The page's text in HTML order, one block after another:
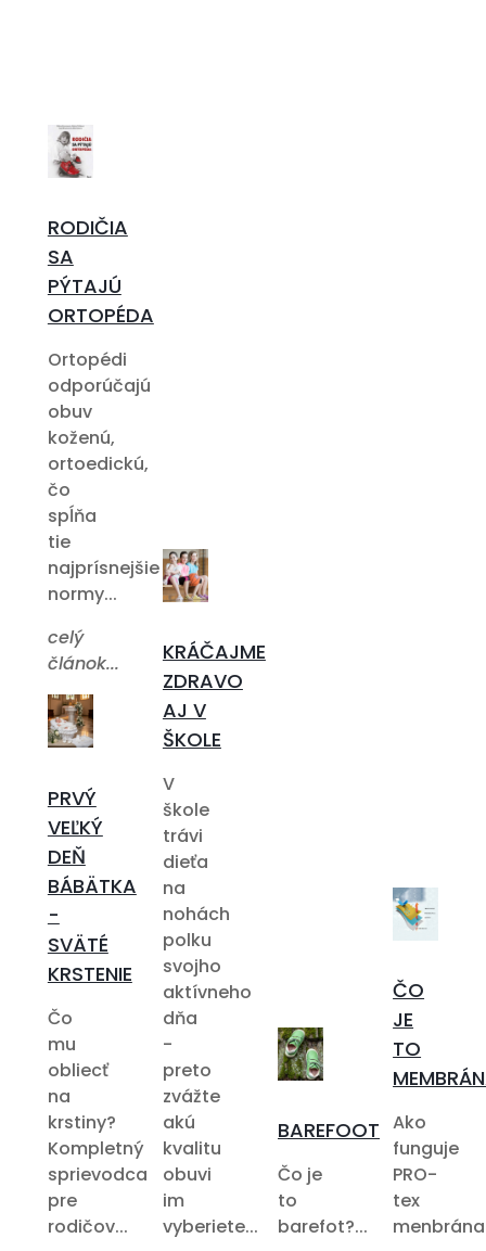
RODIČIA
SA
PÝTAJÚ
ORTOPÉDA
Ortopédi
odporúčajú
obuv
koženú,
ortoedickú,
čo
spĺňa
tie
najprísnejšie
normy...
celý
článok...
PRVÝ
VEĽKÝ
DEŇ
BÁBÄTKA
-
SVÄTÉ
KRSTENIE
Čo
mu
obliecť
na
krstiny?
Kompletný
sprievodca
pre
rodičov...
KRÁČAJME
ZDRAVO
AJ V
ŠKOLE
V
škole
trávi
dieťa
na
nohách
polku
svojho
aktívneho
dňa
-
preto
zvážte
akú
kvalitu
obuvi
im
vyberiete...
BAREFOOT
Čo je
to
barefot?...
ČO
JE
TO
Ako
funguje
PRO-
tex